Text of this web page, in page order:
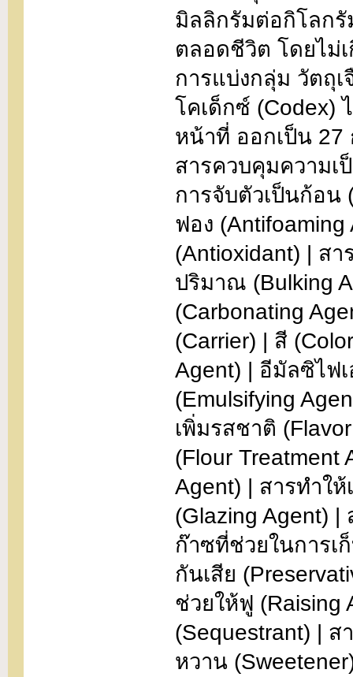
มิลลิกรัมต่อกิโลก
ตลอดชีวิต โดยไม่
การแบ่งกลุ่ม วัตถุ
โคเด็กซ์ (Codex)
หน้าที่ ออกเป็น
สารควบคุมความเ
การจับตัวเป็นก้อน
ฟอง
(Antioxidant) | สา
ปริมาณ (Bulking
(Carbonating
(Carrier) | สี
Agent) | อีมัลซิไฟ
(Emulsifying
เพิ่มรสชาติ
(Flour Treatment
Agent) | สารทำให้
(Glazing Agent)
ก๊าซที่ช่วยในการเ
กันเสีย
ช่วยให้ฟู (Raising
(Sequestrant) | ส
หวาน